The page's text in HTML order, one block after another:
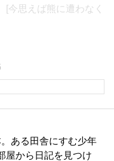
[今思えば熊に遭わなく
ある田舎にすむ少年
屋から日記を見つけ